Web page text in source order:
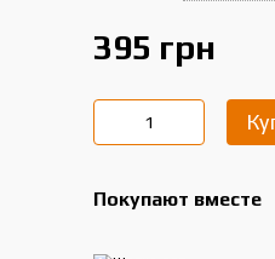
395 грн
Покупают вместе